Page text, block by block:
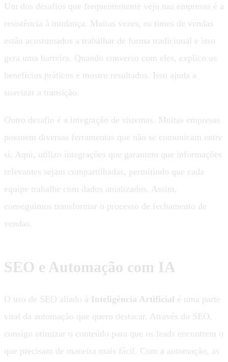
Um dos desafios que frequentemente vejo nas empresas é a
resistência à mudança. Muitas vezes, os times de vendas
estão acostumados a trabalhar de forma tradicional e isso
gera uma barreira. Quando converso com eles, explico os
benefícios práticos e mostro resultados. Isso ajuda a
suavizar a transição.
Outro desafio é a integração de sistemas. Muitas empresas
possuem diversas ferramentas que não se comunicam entre
si. Aqui, utilizo integrações que garantem que informações
relevantes sejam compartilhadas, permitindo que cada
equipe trabalhe com dados atualizados. Assim,
conseguimos transformar o processo de fechamento de
vendas.
SEO e Automação com IA
O uso de SEO aliado à Inteligência Artificial é uma parte
vital da automação que quero destacar. Através do SEO,
consigo otimizar o conteúdo para que os leads encontrem o
que precisam de maneira mais fácil. Com a automação, as